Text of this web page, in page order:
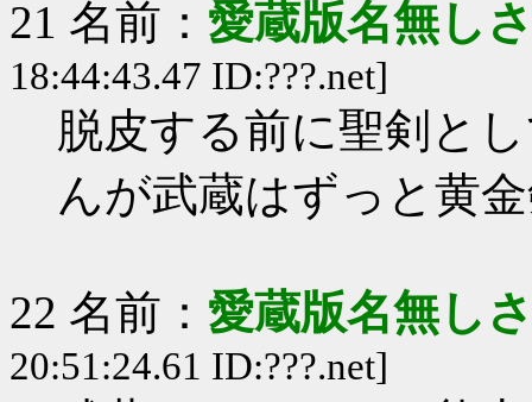
21 名前： 愛蔵版名無し
18:44:43.47 ID:???.net]
脱皮する前に聖剣と
んが武蔵はずっと黄
22 名前： 愛蔵版名無し
20:51:24.61 ID:???.net]